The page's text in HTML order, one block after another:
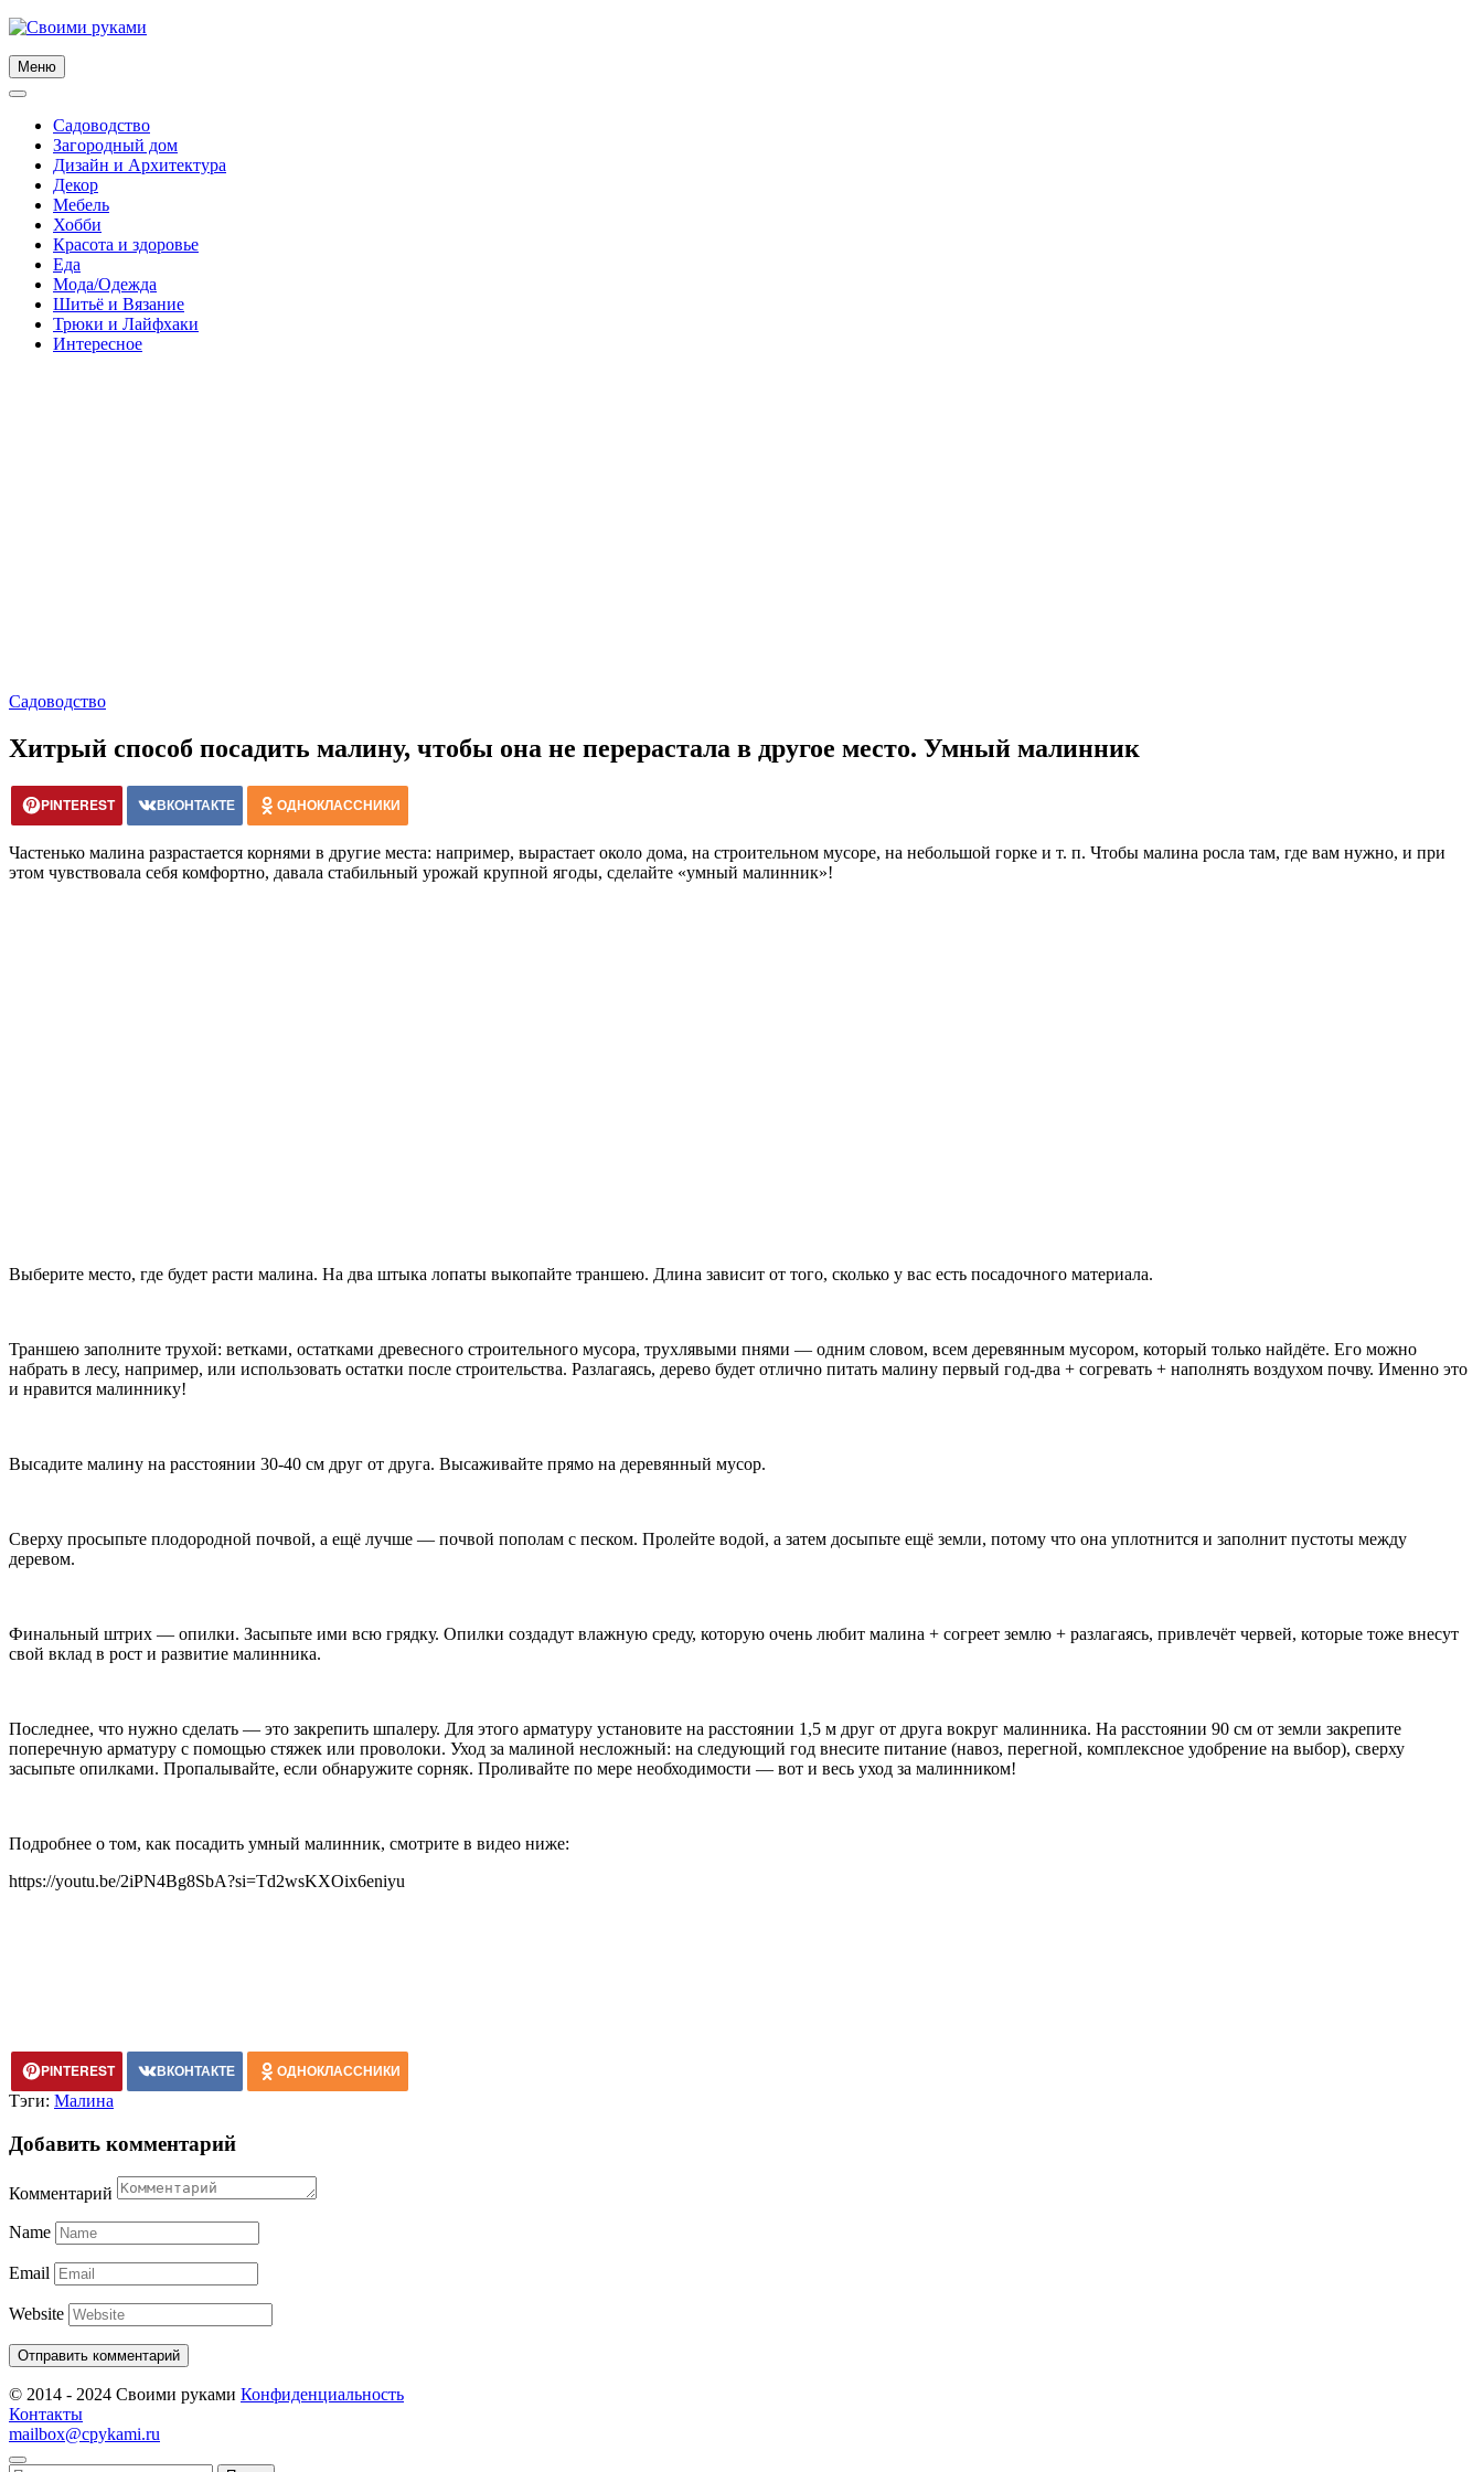
Skip
content
Меню
Садоводство
Загородный дом
Дизайн и Архитектура
Декор
Мебель
Хобби
Красота и здоровье
Еда
Мода/Одежда
Шитьё и Вязание
Трюки и Лайфхаки
Интересное
Садоводство
Хитрый способ посадить малину, чтобы она не перерастала в другое место. Умный малинник
PINTEREST ВКОНТАКТЕ ОДНОКЛАССНИКИ
Частенько малина разрастается корнями в другие места: например, вырастает около дома, на строительном мусоре, на небольшой горке и т. п. Чтобы малина росла там, где вам нужно, и при
этом чувствовала себя комфортно, давала стабильный урожай крупной ягоды, сделайте «умный малинник»!
Выберите место, где будет расти малина. На два штыка лопаты выкопайте траншею. Длина зависит от того, сколько у вас есть посадочного материала.
Траншею заполните трухой: ветками, остатками древесного строительного мусора, трухлявыми пнями — одним словом, всем деревянным мусором, который только найдёте. Его можно
набрать в лесу, например, или использовать остатки после строительства. Разлагаясь, дерево будет отлично питать малину первый год-два + согревать + наполнять воздухом почву. Именно это
и нравится малиннику!
Высадите малину на расстоянии 30-40 см друг от друга. Высаживайте прямо на деревянный мусор.
Сверху просыпьте плодородной почвой, а ещё лучше — почвой пополам с песком. Пролейте водой, а затем досыпьте ещё земли, потому что она уплотнится и заполнит пустоты между
деревом.
Финальный штрих — опилки. Засыпьте ими всю грядку. Опилки создадут влажную среду, которую очень любит малина + согреет землю + разлагаясь, привлечёт червей, которые тоже внесут
свой вклад в рост и развитие малинника.
Последнее, что нужно сделать — это закрепить шпалеру. Для этого арматуру установите на расстоянии 1,5 м друг от друга вокруг малинника. На расстоянии 90 см от земли закрепите
поперечную арматуру с помощью стяжек или проволоки. Уход за малиной несложный: на следующий год внесите питание (навоз, перегной, комплексное удобрение на выбор), сверху
засыпьте опилками. Пропалывайте, если обнаружите сорняк. Проливайте по мере необходимости — вот и весь уход за малинником!
Подробнее о том, как посадить умный малинник, смотрите в видео ниже:
https://youtu.be/2iPN4Bg8SbA?si=Td2wsKXOix6eniyu
PINTEREST ВКОНТАКТЕ ОДНОКЛАССНИКИ
Тэги: Малина
Добавить комментарий
Комментарий
Name
Email
Website
© 2014 - 2024 Своими руками Конфиденциальность
Контакты
mailbox@cpykami.ru